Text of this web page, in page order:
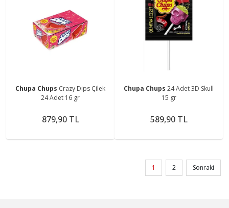
Chupa Chups Crazy Dips Çilek
24 Adet 16 gr
879,90 TL
Chupa Chups 24 Adet 3D Skull
15 gr
589,90 TL
1 2 Sonraki